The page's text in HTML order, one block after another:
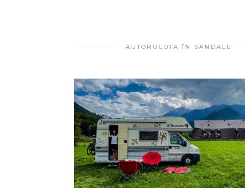
AUTORULOTA ÎN SANDALE